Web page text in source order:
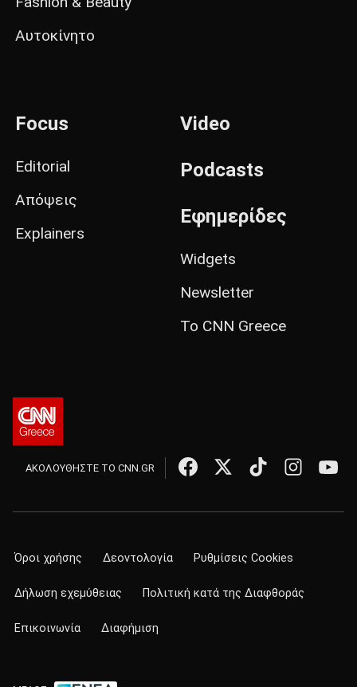
Αυτοκίνητο
Focus
Editorial
Απόψεις
Explainers
Video
Podcasts
Εφημερίδες
Widgets
Newsletter
Το CNN Greece
ΑΚΟΛΟΥΘΗΣΤΕ ΤΟ CNN.GR
Όροι χρήσης Δεοντολογία Ρυθμίσεις Cookies
Δήλωση εχεμύθειας Πολιτική κατά της Διαφθοράς
Επικοινωνία Διαφήμιση